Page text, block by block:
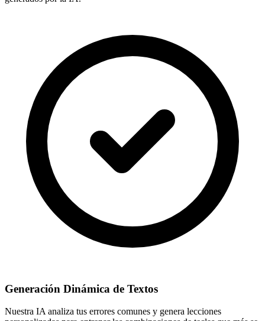
Generación Dinámica de Textos
Nuestra IA analiza tus errores comunes y genera lecciones